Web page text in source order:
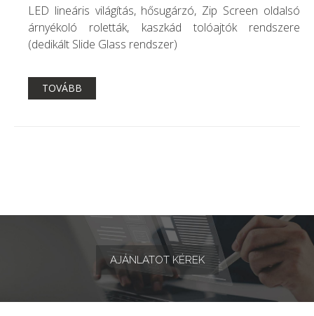
LED lineáris világítás, hősugárzó, Zip Screen oldalsó
árnyékoló roletták, kaszkád tolóajtók rendszere
(dedikált Slide Glass rendszer)
TOVÁBB
AJÁNLATOT KÉREK